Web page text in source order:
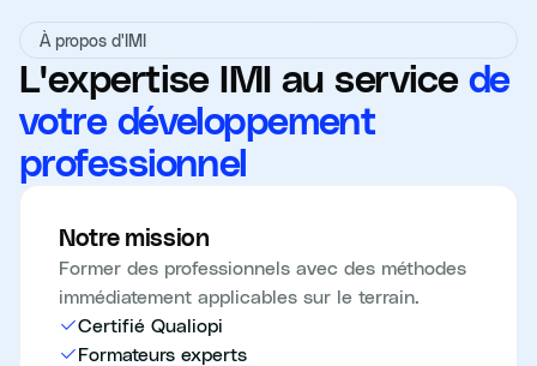
À propos d'IMI
L'expertise IMI au service de
votre développement
professionnel
Notre mission
Former des professionnels avec des méthodes
immédiatement applicables sur le terrain.
Certifié Qualiopi
Formateurs experts